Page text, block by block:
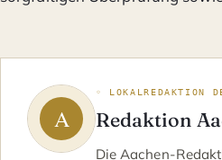
◦ LOKALREDAKTION
Redaktion
Die Aachen-